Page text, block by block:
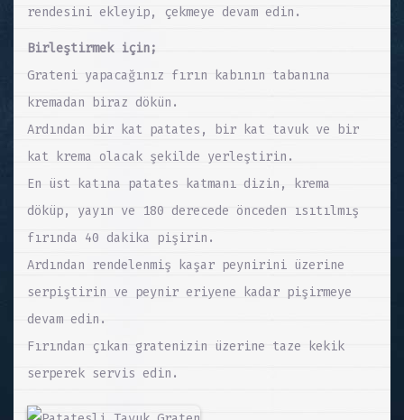
rendesini ekleyip, çekmeye devam edin.
Birleştirmek için;
Grateni yapacağınız fırın kabının tabanına
kremadan biraz dökün.
Ardından bir kat patates, bir kat tavuk ve bir
kat krema olacak şekilde yerleştirin.
En üst katına patates katmanı dizin, krema
döküp, yayın ve 180 derecede önceden ısıtılmış
fırında 40 dakika pişirin.
Ardından rendelenmiş kaşar peynirini üzerine
serpiştirin ve peynir eriyene kadar pişirmeye
devam edin.
Fırından çıkan gratenizin üzerine taze kekik
serperek servis edin.